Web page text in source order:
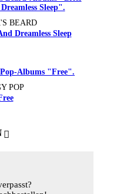
BEARD
Dreamless Sleep
POP